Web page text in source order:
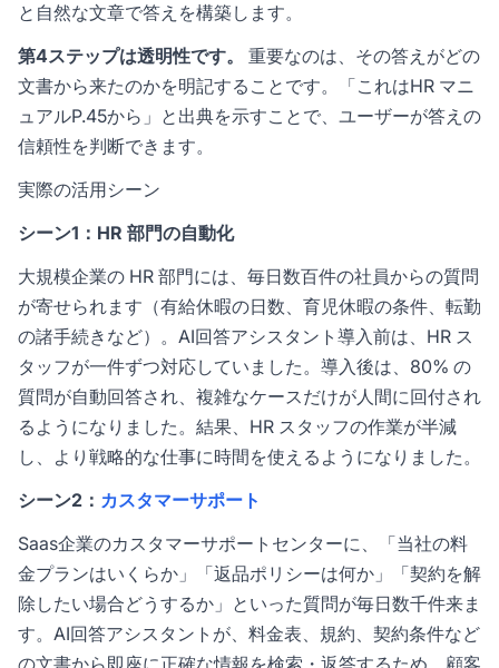
と自然な文章で答えを構築します。
第4ステップは透明性です。
重要なのは、その答えがどの
文書から来たのかを明記することです。「これはHR マニ
ュアルP.45から」と出典を示すことで、ユーザーが答えの
信頼性を判断できます。
実際の活用シーン
シーン1：HR 部門の自動化
大規模企業の HR 部門には、毎日数百件の社員からの質問
が寄せられます（有給休暇の日数、育児休暇の条件、転勤
の諸手続きなど）。AI回答アシスタント導入前は、HR ス
タッフが一件ずつ対応していました。導入後は、80% の
質問が自動回答され、複雑なケースだけが人間に回付され
るようになりました。結果、HR スタッフの作業が半減
し、より戦略的な仕事に時間を使えるようになりました。
シーン2： カスタマーサポート
Saas企業のカスタマーサポートセンターに、「当社の料
金プランはいくらか」「返品ポリシーは何か」「契約を解
除したい場合どうするか」といった質問が毎日数千件来ま
す。AI回答アシスタントが、料金表、規約、契約条件など
の文書から即座に正確な情報を検索・返答するため、顧客